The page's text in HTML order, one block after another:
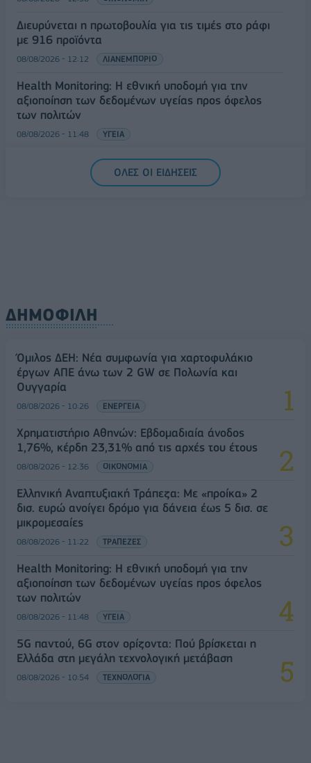
Διευρύνεται η πρωτοβουλία για τις τιμές στο ράφι
με 916 προϊόντα
08/08/2026 - 12:12 ΛΙΑΝΕΜΠΟΡΙΟ
Health Monitoring: Η εθνική υποδομή για την
αξιοποίηση των δεδομένων υγείας προς όφελος
των πολιτών
08/08/2026 - 11:48 ΥΓΕΙΑ
Ελληνική Αναπτυξιακή Τράπεζα: Με «προίκα» 2 δισ.
ευρώ ανοίγει δρόμο για δάνεια έως 5 δισ. σε
ΟΛΕΣ ΟΙ ΕΙΔΗΣΕΙΣ
ΔΗΜΟΦΙΛΗ
Όμιλος ΔΕΗ: Νέα συμφωνία για χαρτοφυλάκιο
έργων ΑΠΕ άνω των 2 GW σε Πολωνία και
Ουγγαρία
08/08/2026 - 10:26 ΕΝΕΡΓΕΙΑ
Χρηματιστήριο Αθηνών: Εβδομαδιαία άνοδος
1,76%, κέρδη 23,31% από τις αρχές του έτους
08/08/2026 - 12:36 ΟΙΚΟΝΟΜΙΑ
Ελληνική Αναπτυξιακή Τράπεζα: Με «προίκα» 2
δισ. ευρώ ανοίγει δρόμο για δάνεια έως 5 δισ. σε
μικρομεσαίες
08/08/2026 - 11:22 ΤΡΑΠΕΖΕΣ
Health Monitoring: Η εθνική υποδομή για την
αξιοποίηση των δεδομένων υγείας προς όφελος
των πολιτών
08/08/2026 - 11:48 ΥΓΕΙΑ
5G παντού, 6G στον ορίζοντα: Πού βρίσκεται η
Ελλάδα στη μεγάλη τεχνολογική μετάβαση
08/08/2026 - 10:54 ΤΕΧΝΟΛΟΓΙΑ